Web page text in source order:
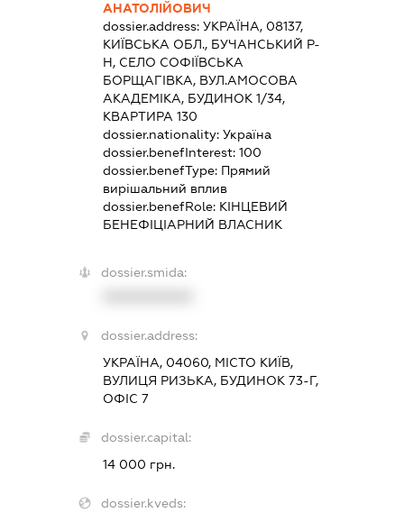
АНАТОЛІЙОВИЧ
dossier.address: УКРАЇНА, 08137,
КИЇВСЬКА ОБЛ., БУЧАНСЬКИЙ Р-
Н, СЕЛО СОФІЇВСЬКА
БОРЩАГІВКА, ВУЛ.АМОСОВА
АКАДЕМІКА, БУДИНОК 1/34,
КВАРТИРА 130
dossier.nationality: Україна
dossier.benefInterest: 100
dossier.benefType: Прямий
вирішальний вплив
dossier.benefRole: КІНЦЕВИЙ
БЕНЕФІЦІАРНИЙ ВЛАСНИК
dossier.smida:
dossier.address:
УКРАЇНА, 04060, МІСТО КИЇВ,
ВУЛИЦЯ РИЗЬКА, БУДИНОК 73-Г,
ОФІС 7
dossier.capital:
14 000 грн.
dossier.kveds: